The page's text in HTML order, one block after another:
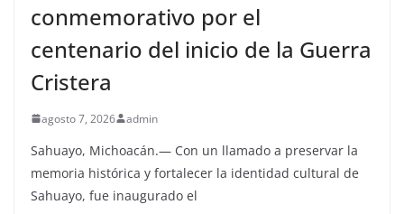
conmemorativo por el
centenario del inicio de la Guerra
Cristera
agosto 7, 2026 admin
Sahuayo, Michoacán.— Con un llamado a preservar la
memoria histórica y fortalecer la identidad cultural de
Sahuayo, fue inaugurado el